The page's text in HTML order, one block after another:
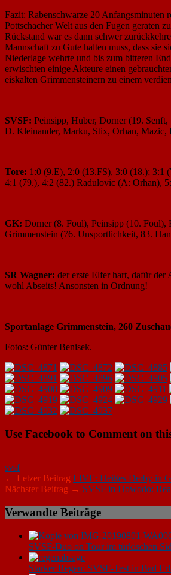
Fazit: Rabenschwarze 20 Anfangsminuten
Pottschacher Welt aus den Fugen geraten
Rückstand war es dann schwer
Mannschaft zu Gute halten muss, dass sie
Niederlage wehrte und bis zum bitteren
erwischten einige Akteure einen
eiskalten Grimmensteinern zu einem
SVSF: Peinsipp, Huber, Dorner (19.
D. Kleinander, Marku, Stix, Orhan, Mazic,
Tore: 1:0 (9.E), 2:0 (13.FS), 3:0 (18.); 3:1
4:1 (79.), 4:2 (82.) Radulovic (A: Orhan),
GK: Dorner (8. Foul), Peinsipp (10.
Grimmenstein (76. Unsportlichkeit, 83.
SR Wagner: der erste Elfer hart, dafür der
wohl Abseits! Ansonsten in Ordnung!
Sportanlage Grimmenstein, 260
Fotos: Günter Benisek.
Use Facebook to Comment on
svsf
← Letzer Beitrag LIVE: Heißes Derby in
Nächster Beitrag → SVSF in Howodo:
Verwandte Beiträge
SVSF-Duo on Tour im türkischen
Starker Regen: SVSF-Test in Bad